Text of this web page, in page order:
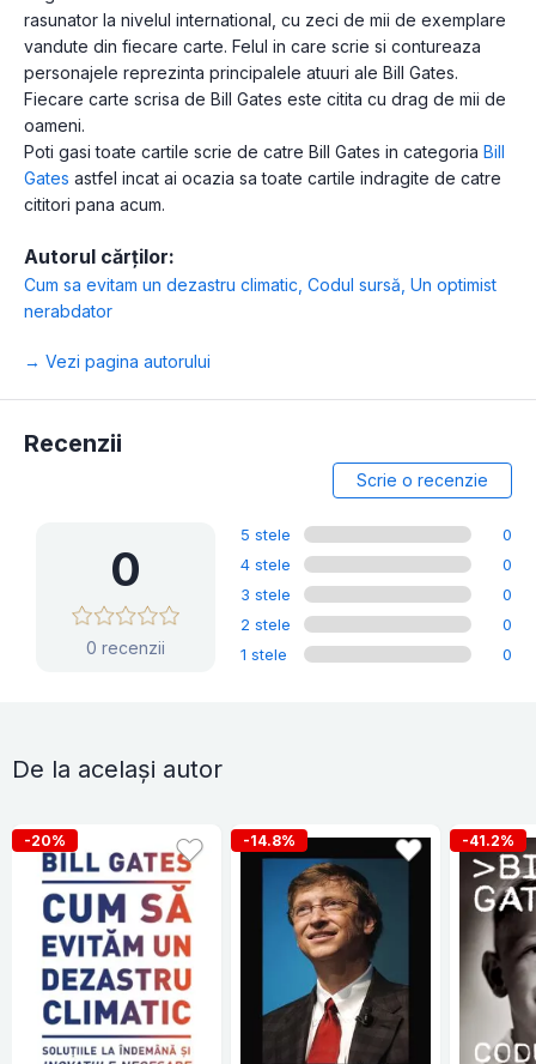
rasunator la nivelul international, cu zeci de mii de exemplare
vandute din fiecare carte. Felul in care scrie si contureaza
personajele reprezinta principalele atuuri ale Bill Gates.
Fiecare carte scrisa de Bill Gates este citita cu drag de mii de
oameni.
Poti gasi toate cartile scrie de catre Bill Gates in categoria Bill
Gates astfel incat ai ocazia sa toate cartile indragite de catre
cititori pana acum.
Autorul cărților:
Cum sa evitam un dezastru climatic Codul sursă Un optimist
nerabdator
→ Vezi pagina autorului
Recenzii
Scrie o recenzie
0
0 recenzii
5 stele
0
4 stele
0
3 stele
0
2 stele
0
1 stele
0
De la același autor
-20% -14.8% -41.2%